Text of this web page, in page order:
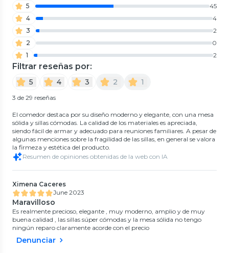
5
45
4
4
3
2
2
0
1
2
Filtrar reseñas por:
5 4 3 2 1
3 de 29 reseñas
El comedor destaca por su diseño moderno y elegante, con una mesa
sólida y sillas cómodas. La calidad de los materiales es apreciada,
siendo fácil de armar y adecuado para reuniones familiares. A pesar de
algunas menciones sobre la fragilidad de las sillas, en general se valora
la firmeza y estética del producto.
Resumen de opiniones obtenidas de la web con IA
Ximena Caceres
June 2023
Maravilloso
Es realmente precioso, elegante , muy moderno, amplio y de muy
buena calidad , las sillas súper cómodas y la mesa sólida no tengo
ningún reparo claramente acorde con el precio
Denunciar